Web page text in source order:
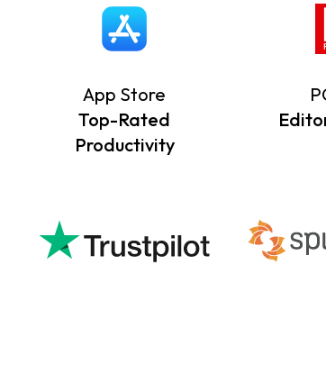
App Store
Top-Rated
Productivity